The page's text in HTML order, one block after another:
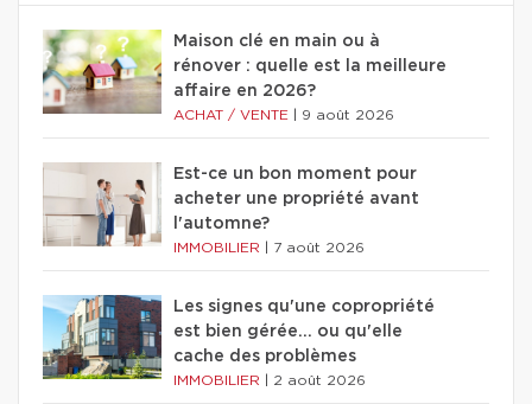
Maison clé en main ou à
rénover : quelle est la meilleure
affaire en 2026?
ACHAT / VENTE 9 août 2026
Est-ce un bon moment pour
acheter une propriété avant
l'automne?
IMMOBILIER 7 août 2026
Les signes qu'une copropriété
est bien gérée… ou qu'elle
cache des problèmes
IMMOBILIER 2 août 2026